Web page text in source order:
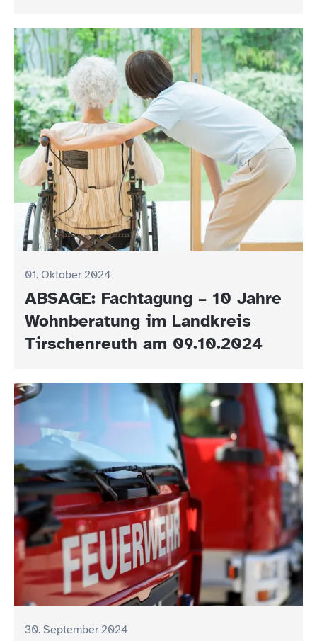
01. Oktober 2024
ABSAGE: Fachtagung – 10 Jahre
Wohnberatung im Landkreis
Tirschenreuth am 09.10.2024
30. September 2024